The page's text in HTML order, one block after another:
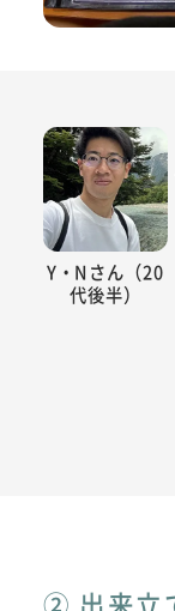
Y・Nさん（20
代後半）